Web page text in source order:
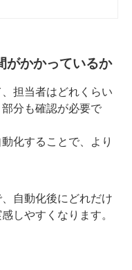
がかかっているか
担当者はどれくらい
分も確認が必要で
化することで、より
自動化後にどれだけ
しやすくなります。